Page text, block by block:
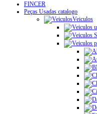
FINCER
Peças Usadas catalogo
Veiculos